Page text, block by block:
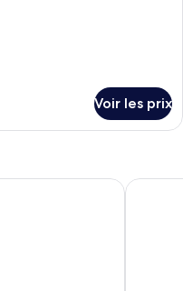
Voir les prix